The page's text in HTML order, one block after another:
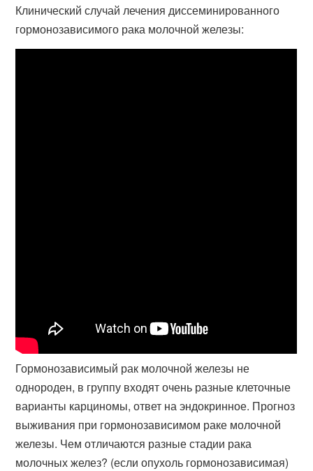
Клинический случай лечения диссеминированного
гормонозависимого рака молочной железы:
Гормонозависимый рак молочной железы не
однороден, в группу входят очень разные клеточные
варианты карциномы, ответ на эндокринное. Прогноз
выживания при гормонозависимом раке молочной
железы. Чем отличаются разные стадии рака
молочных желез? (если опухоль гормонозависимая)